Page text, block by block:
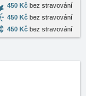
450 Kč bez stravování
450 Kč bez stravování
450 Kč bez stravování